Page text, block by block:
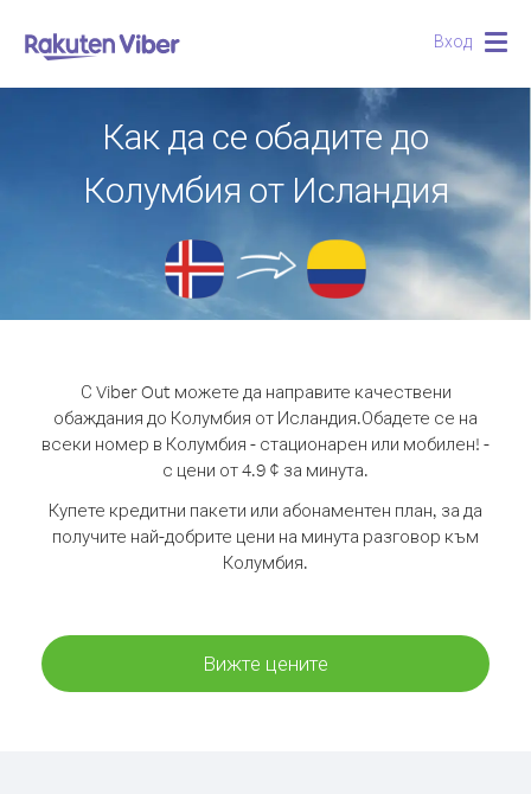
Вход
Как да се обадите до
Колумбия от Исландия
С Viber Out можете да направите качествени
обаждания до Колумбия от Исландия.Обадете се на
всеки номер в Колумбия - стационарен или мобилен! -
с цени от 4.9 ¢ за минута.
Купете кредитни пакети или абонаментен план, за да
получите най-добрите цени на минута разговор към
Колумбия.
Вижте цените